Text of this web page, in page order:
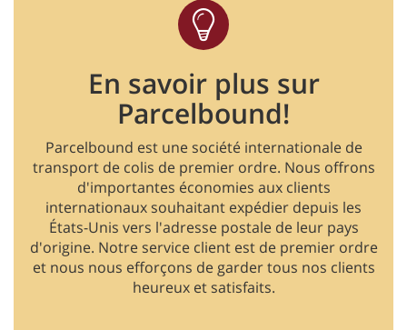
En savoir plus sur
Parcelbound!
Parcelbound est une société internationale de
transport de colis de premier ordre. Nous offrons
d'importantes économies aux clients
internationaux souhaitant expédier depuis les
États-Unis vers l'adresse postale de leur pays
d'origine. Notre service client est de premier ordre
et nous nous efforçons de garder tous nos clients
heureux et satisfaits.